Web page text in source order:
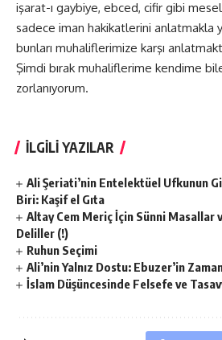
işarat-ı gaybiye, ebced, cifir gibi
sadece iman hakikatlerini anlatmakla
bunları muhaliflerimize karşı
Şimdi bırak muhaliflerime kendime
zorlanıyorum.
İLGİLİ YAZILAR
Ali Şeriati’nin Entelektüel Ufkunun
Biri: Kaşif el Gıta
Altay Cem Meriç İçin Sünni Masallar
Deliller (!)
Ruhun Seçimi
Ali’nin Yalnız Dostu: Ebuzer’in
İslam Düşüncesinde Felsefe ve